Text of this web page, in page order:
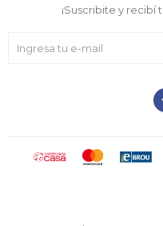
¡Suscribite y recibí